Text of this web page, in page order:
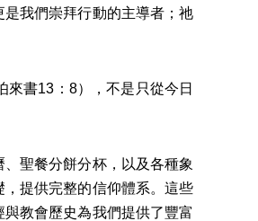
我們崇拜行動的主導者；祂
書13：8），不是只從今日
聖餐分餅分杯，以及各種象
提供完整的信仰體系。這些
教會歷史為我們提供了豐富